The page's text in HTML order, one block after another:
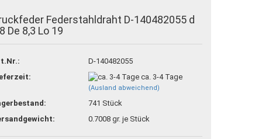
erstellen
vergessen?
Federstahldraht D-140482055 d
De 8,3 Lo 19
D-140482055
ca. 3-4 Tage
(Ausland abweichend)
741 Stück
0.7008 gr. je Stück